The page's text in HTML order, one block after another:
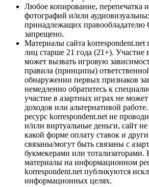
Любое копирование, перепечатка
фотографий и/или
принадлежащих правообладателю
запрещено.
Материалы сайта korrespondent.net
лиц старше 21 года (21+). Участие
может вызвать игровую
правила (принципы)
обнаружении первых признаков
немедленно обратитесь к
участие в азартных играх не
доходов или альтернативой
ресурс korrespondent.net не
и/или виртуальные деньги, сайт
какой форме оплату ставок и
связаны/могут быть связаны с
букмекерами или тотализаторами.
материалы на информационном
korrespondent.net публикуются
информационных целях.